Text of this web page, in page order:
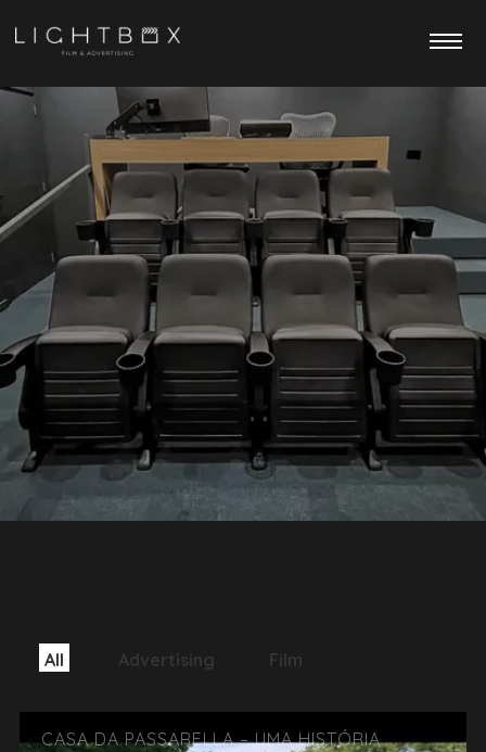
All Advertising Film
CASA DA PASSARELLA – UMA HISTÓRIA